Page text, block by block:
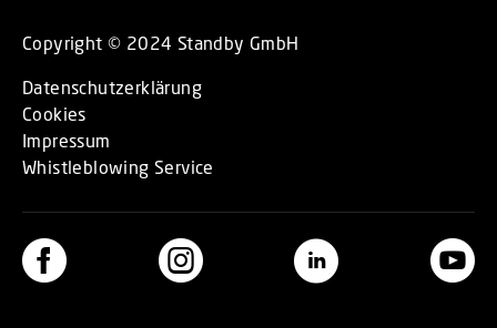
Copyright © 2024 Standby GmbH
Datenschutzerklärung
Cookies
Impressum
Whistleblowing Service